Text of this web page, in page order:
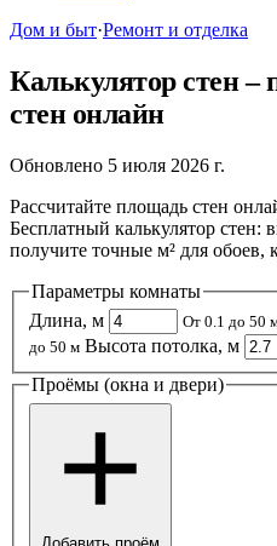
Дом и быт·Ремонт и отделка
Калькулятор стен –
стен онлайн
Обновлено 5 июля 2026 г.
Рассчитайте площадь стен
Бесплатный калькулятор стен:
получите точные м² для обоев,
Параметры комнаты
Длина, м
От 0.1 до 50
до 50 м Высота потолка, м
Проёмы (окна и двери)